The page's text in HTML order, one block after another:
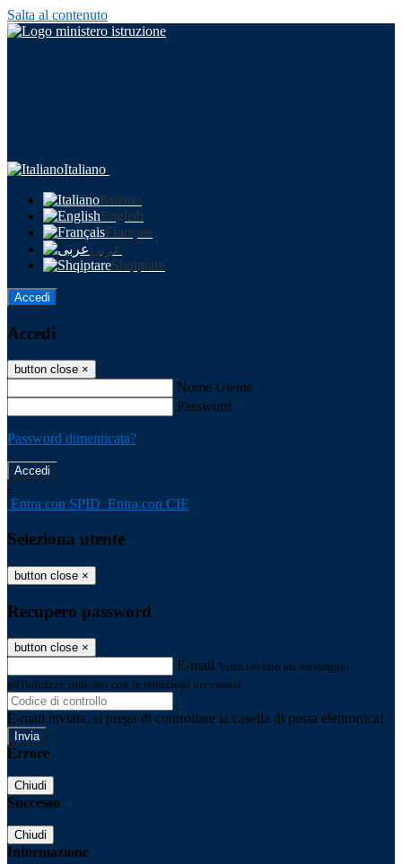
Salta al contenuto
Italiano
Italiano
English
Français
عربى
Shqiptare
Accedi
Accedi
button close ×
Nome Utente
Password
Password dimenticata?
-
Entra con SPID Entra con CIE
Seleziona utente
button close ×
Recupero password
button close ×
E-mail Verrà inviato un messaggio
all'indirizzo indicato con le istruzioni necessarie.
E-mail inviata, si prega di controllare la casella di posta elettronica!
Errore
Chiudi
Successo
Chiudi
Informazione